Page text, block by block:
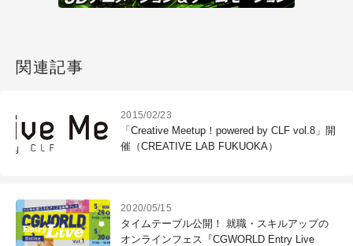
関連記事
2015/02/23
「Creative Meetup！powered by CLF vol.8」開
催（CREATIVE LAB FUKUOKA）
2020/05/15
タイムテーブル公開！ 就職・スキルアップの
オンラインフェス『CGWORLD Entry Live